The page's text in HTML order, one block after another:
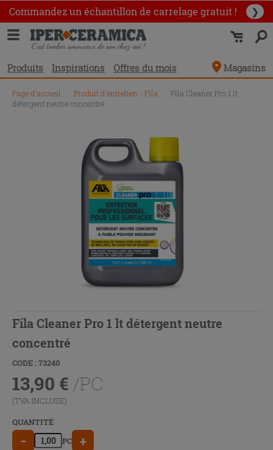
Commandez un échantillon de carrelage gratuit ! ❯
Produits Inspirations Offres du mois Magasins
Page d'accueil Produit d'entretien - Fila
Fila Cleaner Pro 1 lt
détergent neutre concentré
Fila Cleaner Pro 1 lt détergent neutre
concentré
CODE : 73240
13,90 € /PC
(TVA INCLUSE)
QUANTITÉ
− PC +